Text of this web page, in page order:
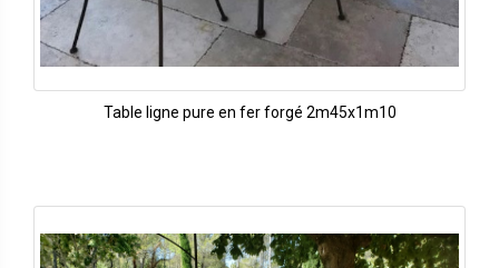
Table ligne pure en fer forgé 2m45x1m10